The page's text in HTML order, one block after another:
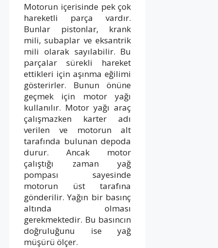
Motorun içerisinde pek çok
hareketli parça vardır.
Bunlar pistonlar, krank
mili, subaplar ve eksantrik
mili olarak sayılabilir. Bu
parçalar sürekli hareket
ettikleri için aşınma eğilimi
gösterirler. Bunun önüne
geçmek için motor yağı
kullanılır. Motor yağı araç
çalışmazken karter adı
verilen ve motorun alt
tarafında bulunan depoda
durur. Ancak motor
çalıştığı zaman yağ
pompası sayesinde
motorun üst tarafına
gönderilir. Yağın bir basınç
altında olması
gerekmektedir. Bu basıncın
doğruluğunu ise yağ
müşürü ölçer.